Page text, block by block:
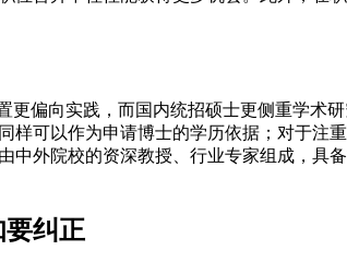
更偏向实践，而国内统招硕士更侧重学
样可以作为申请博士的学历依据；对于注
中外院校的资深教授、行业专家组成，具
要纠正